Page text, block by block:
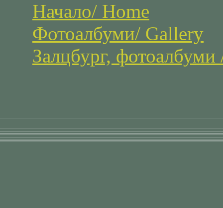
Начало/ Home
Фотоалбуми/ Gallery
Залцбург,